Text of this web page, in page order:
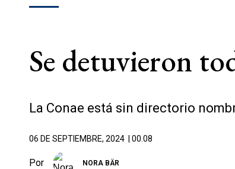
Se detuvieron
La Conae está sin directorio
06 DE SEPTIEMBRE, 2024 | 00.08
Por NORA BÄR